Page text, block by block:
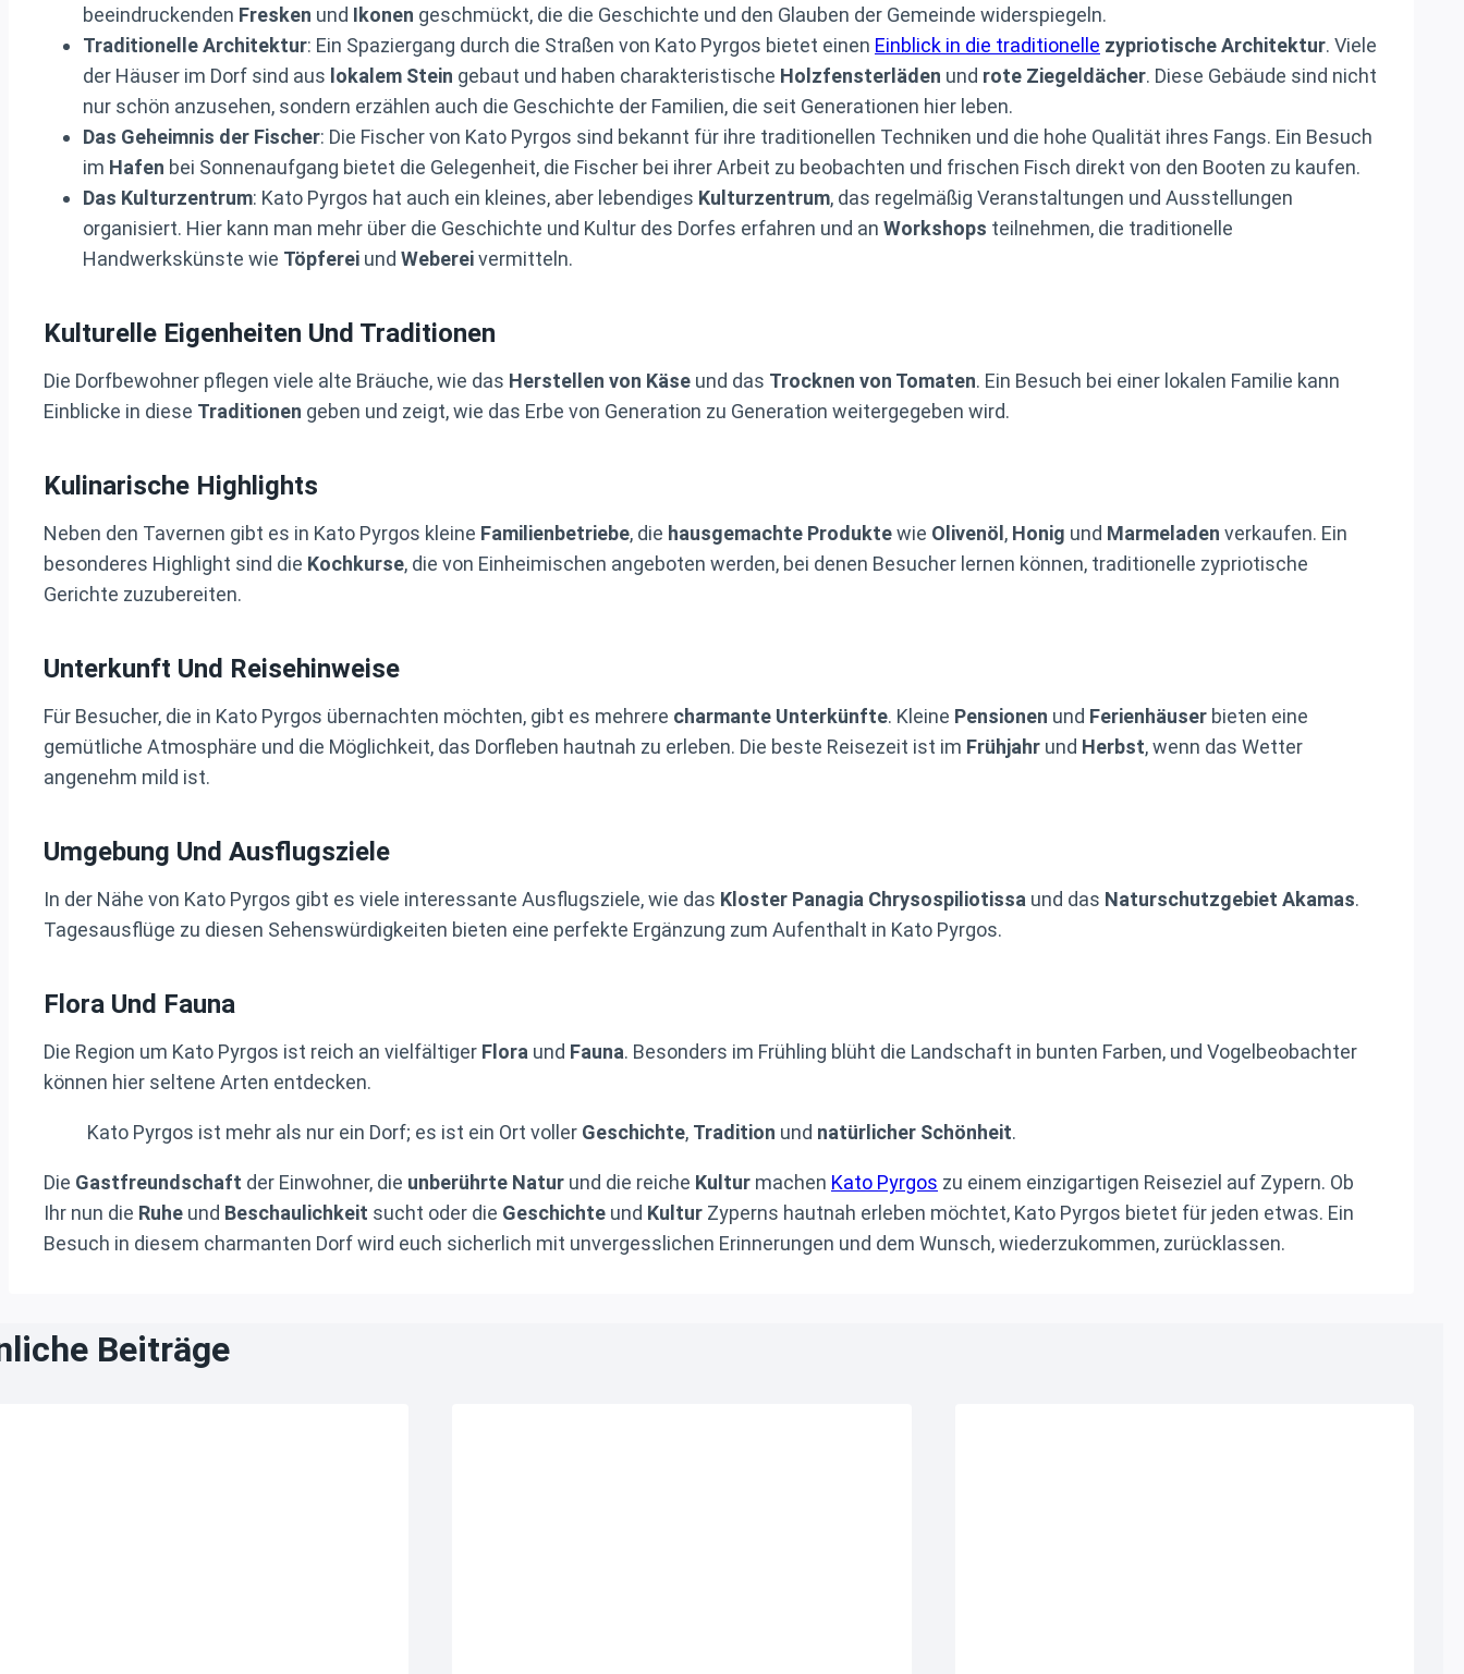
beeindruckenden Fresken und Ikonen geschmückt, die die Geschichte und den Glauben der Gemeinde widerspiegeln.
Traditionelle Architektur: Ein Spaziergang durch die Straßen von Kato Pyrgos bietet einen Einblick in die traditionelle zypriotische Architektur. Viele
der Häuser im Dorf sind aus lokalem Stein gebaut und haben charakteristische Holzfensterläden und rote Ziegeldächer. Diese Gebäude sind nicht
nur schön anzusehen, sondern erzählen auch die Geschichte der Familien, die seit Generationen hier leben.
Das Geheimnis der Fischer: Die Fischer von Kato Pyrgos sind bekannt für ihre traditionellen Techniken und die hohe Qualität ihres Fangs. Ein Besuch
im Hafen bei Sonnenaufgang bietet die Gelegenheit, die Fischer bei ihrer Arbeit zu beobachten und frischen Fisch direkt von den Booten zu kaufen.
Das Kulturzentrum: Kato Pyrgos hat auch ein kleines, aber lebendiges Kulturzentrum, das regelmäßig Veranstaltungen und Ausstellungen
organisiert. Hier kann man mehr über die Geschichte und Kultur des Dorfes erfahren und an Workshops teilnehmen, die traditionelle
Handwerkskünste wie Töpferei und Webereivermitteln.
Kulturelle Eigenheiten Und Traditionen
Die Dorfbewohner pflegen viele alte Bräuche, wie das Herstellen von Käse und das Trocknen von Tomaten. Ein Besuch bei einer lokalen Familie kann
Einblicke in diese Traditionen geben und zeigt, wie das Erbe von Generation zu Generation weitergegeben wird.
Kulinarische Highlights
Neben den Tavernen gibt es in Kato Pyrgos kleine Familienbetriebe, die hausgemachte Produktewie Olivenöl , Honig und Marmeladen verkaufen. Ein
besonderes Highlight sind die Kochkurse, die von Einheimischen angeboten werden, bei denen Besucher lernen können, traditionelle zypriotische
Gerichte zuzubereiten.
Unterkunft Und Reisehinweise
Für Besucher, die in Kato Pyrgos übernachten möchten, gibt es mehrere charmante Unterkünfte. Kleine Pensionen und Ferienhäuser bieten eine
gemütliche Atmosphäre und die Möglichkeit, das Dorfleben hautnah zu erleben. Die beste Reisezeit ist im Frühjahr und Herbst, wenn das Wetter
angenehm mild ist.
Umgebung Und Ausflugsziele
In der Nähe von Kato Pyrgos gibt es viele interessante Ausflugsziele, wie das Kloster Panagia Chrysospiliotissa und das Naturschutzgebiet Akamas.
Tagesausflüge zu diesen Sehenswürdigkeiten bieten eine perfekte Ergänzung zum Aufenthalt in Kato Pyrgos.
Flora Und Fauna
Die Region um Kato Pyrgos ist reich an vielfältiger Flora und Fauna. Besonders im Frühling blüht die Landschaft in bunten Farben, und Vogelbeobachter
können hier seltene Arten entdecken.
Kato Pyrgos ist mehr als nur ein Dorf; es ist ein Ort voller Geschichte, Tradition und natürlicher Schönheit.
Die Gastfreundschaft der Einwohner, die unberührte Natur und die reiche Kultur machen Kato Pyrgos zu einem einzigartigen Reiseziel auf Zypern. Ob
Ihr nun die Ruhe und Beschaulichkeit sucht oder die Geschichte und Kultur Zyperns hautnah erleben möchtet, Kato Pyrgos bietet für jeden etwas. Ein
Besuch in diesem charmanten Dorf wird euch sicherlich mit unvergesslichen Erinnerungen und dem Wunsch, wiederzukommen, zurücklassen.
Beiträge